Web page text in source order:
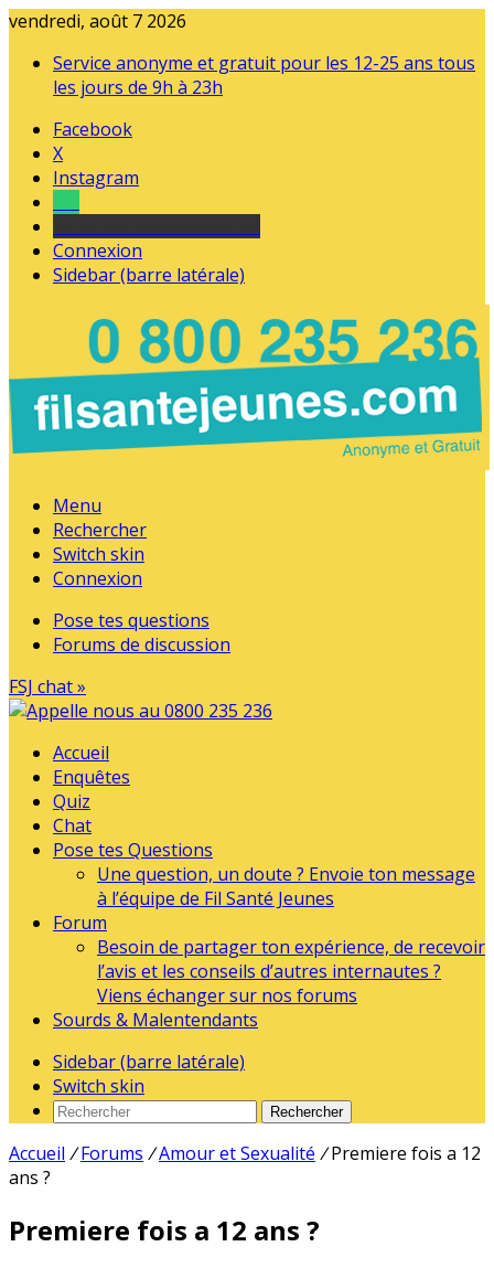
vendredi, août 7 2026
Service anonyme et gratuit pour les 12-25 ans tous
les jours de 9h à 23h
Facebook
X
Instagram
Connexion
Sidebar (barre latérale)
Menu
Rechercher
Switch skin
Connexion
Pose tes questions
Forums de discussion
FSJ chat »
Accueil
Enquêtes
Quiz
Chat
Pose tes Questions
Une question, un doute ? Envoie ton message
à l’équipe de Fil Santé Jeunes
Forum
Besoin de partager ton expérience, de recevoir
l’avis et les conseils d’autres internautes ?
Viens échanger sur nos forums
Sourds & Malentendants
Sidebar (barre latérale)
Switch skin
Rechercher
Accueil / Forums /Amour et Sexualité / Premiere fois a 12
ans ?
Premiere fois a 12 ans ?